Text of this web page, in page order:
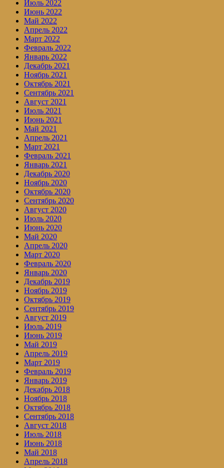
Июль 2022
Июнь 2022
Май 2022
Апрель 2022
Март 2022
Февраль 2022
Январь 2022
Декабрь 2021
Ноябрь 2021
Октябрь 2021
Сентябрь 2021
Август 2021
Июль 2021
Июнь 2021
Май 2021
Апрель 2021
Март 2021
Февраль 2021
Январь 2021
Декабрь 2020
Ноябрь 2020
Октябрь 2020
Сентябрь 2020
Август 2020
Июль 2020
Июнь 2020
Май 2020
Апрель 2020
Март 2020
Февраль 2020
Январь 2020
Декабрь 2019
Ноябрь 2019
Октябрь 2019
Сентябрь 2019
Август 2019
Июль 2019
Июнь 2019
Май 2019
Апрель 2019
Март 2019
Февраль 2019
Январь 2019
Декабрь 2018
Ноябрь 2018
Октябрь 2018
Сентябрь 2018
Август 2018
Июль 2018
Июнь 2018
Май 2018
Апрель 2018